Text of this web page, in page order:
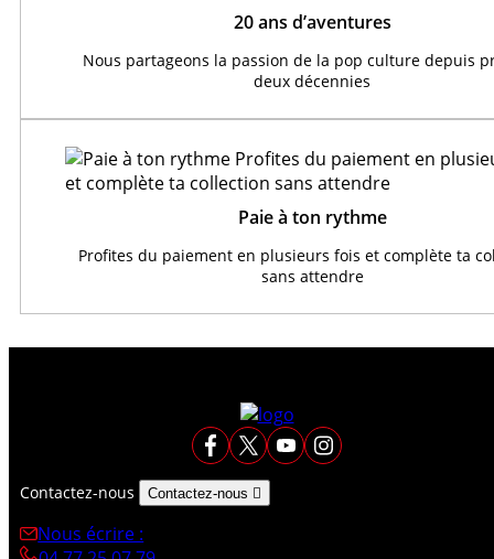
20 ans d’aventures
Nous partageons la passion de la pop culture depuis
deux décennies
Paie à ton rythme
Profites du paiement en plusieurs fois et complète ta
sans attendre
Contactez-nous Contactez-nous 
Nous écrire :